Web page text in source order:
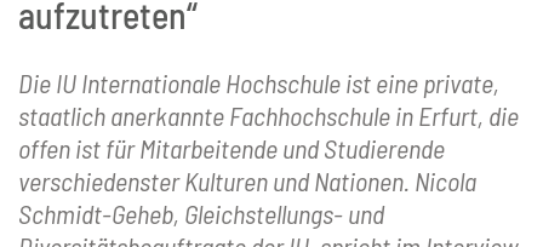
aufzutreten“
Die IU Internationale Hochschule ist eine private,
staatlich anerkannte Fachhochschule in Erfurt, die
offen ist für Mitarbeitende und Studierende
verschiedenster Kulturen und Nationen. Nicola
Schmidt-Geheb, Gleichstellungs- und